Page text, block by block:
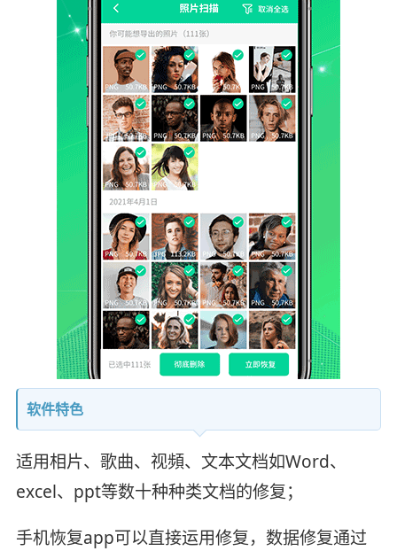
软件特色
适用相片、歌曲、视頻、文本文档如Word、
excel、ppt等数十种种类文档的修复；
手机恢复app可以直接运用修复，数据修复通过